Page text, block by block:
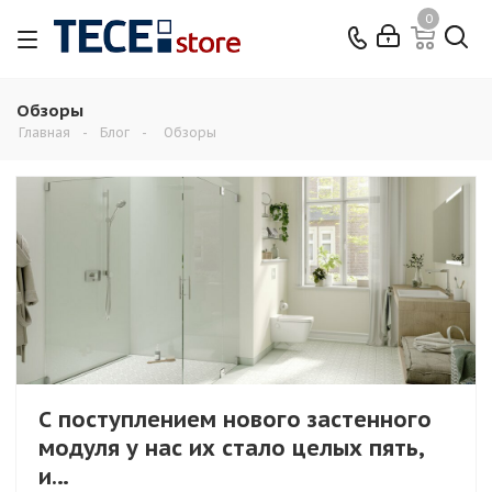
0
Обзоры
Главная - Блог - Обзоры
С поступлением нового застенного
модуля у нас их стало целых пять,
и…